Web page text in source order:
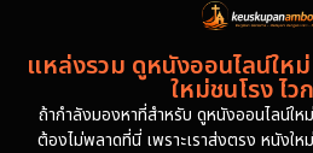
แหล่งรวม ดูหนังออนไลน์ให
ใหม่ชนโรง ไว
ถ้ากำลังมองหาที่สำหรับ ดูหนังออนไลน์ให
ต้องไม่พลาดที่นี่ เพราะเราส่งตรง หนังให